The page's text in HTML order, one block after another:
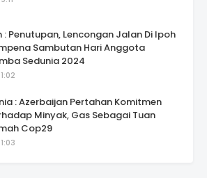
: Penutupan, Lencongan Jalan Di Ipoh
Sambutan Hari Anggota
Sedunia 2024
: Azerbaijan Pertahan Komitmen
Minyak, Gas Sebagai Tuan
Cop29